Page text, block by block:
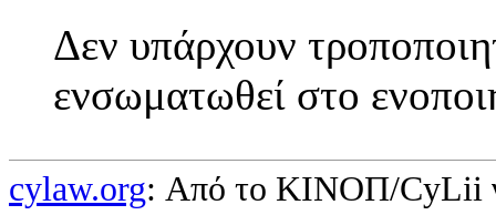
Δεν υπάρχουν
ενσωματωθεί στο
cylaw.org: Από το ΚΙΝOΠ/CyLii